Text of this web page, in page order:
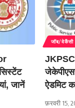
जानें
जॉब/वेकैंसी
ऐडमिट
फ़रवरी 15,